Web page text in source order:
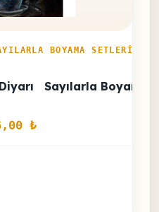
BOYAMA SETLERI
Sayılarla Boyama
₺